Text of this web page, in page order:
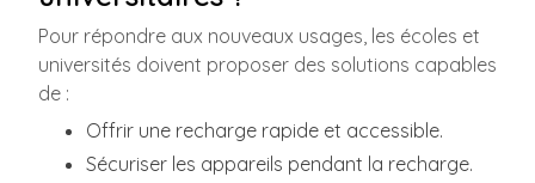
Pour répondre aux nouveaux usages, les écoles et
universités doivent proposer des solutions capables
de :
Offrir une recharge rapide et accessible.
Sécuriser les appareils pendant la recharge.